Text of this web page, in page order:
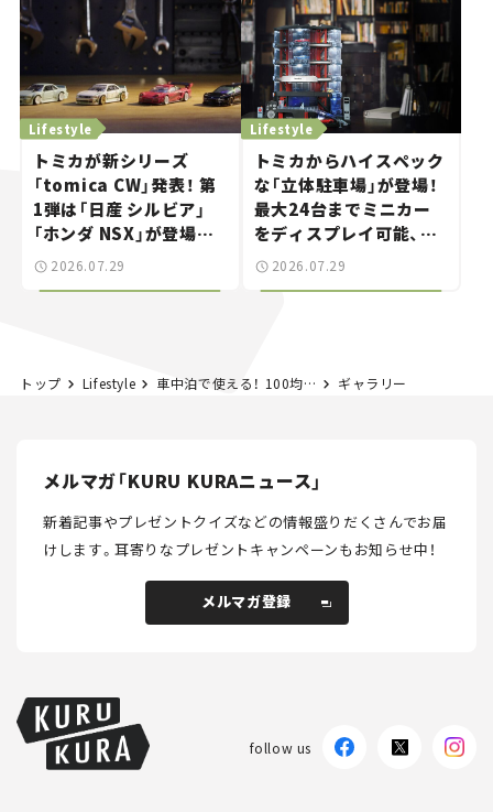
トミカが新シリーズ
「tomica CW」発表！ 第
1弾は「日産 シルビア」
「ホンダ NSX」が登場。
世界が注目す
Lifestyle
2026.07.29
トミカからハイスペック
な「立体駐車場」が登場！
最大24台までミニカー
をディスプレイ可能、特
別な「日産 GT-R
Lifestyle
2026.07.29
トップ Lifestyle 車中泊で使える！ 100均おすすめグッズ30選｜本当に便利なコスパ抜群アイテム ギャラリー
メルマガ「KURU KURAニュース」
新着記事やプレゼントクイズなどの情報盛りだくさんでお届
けします。耳寄りなプレゼントキャンペーンもお知らせ中！
メルマガ登録
follow us